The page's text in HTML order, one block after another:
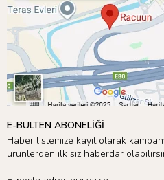
E-BÜLTEN ABONELİĞİ
Haber listemize kayıt olarak
ürünlerden ilk siz haberdar